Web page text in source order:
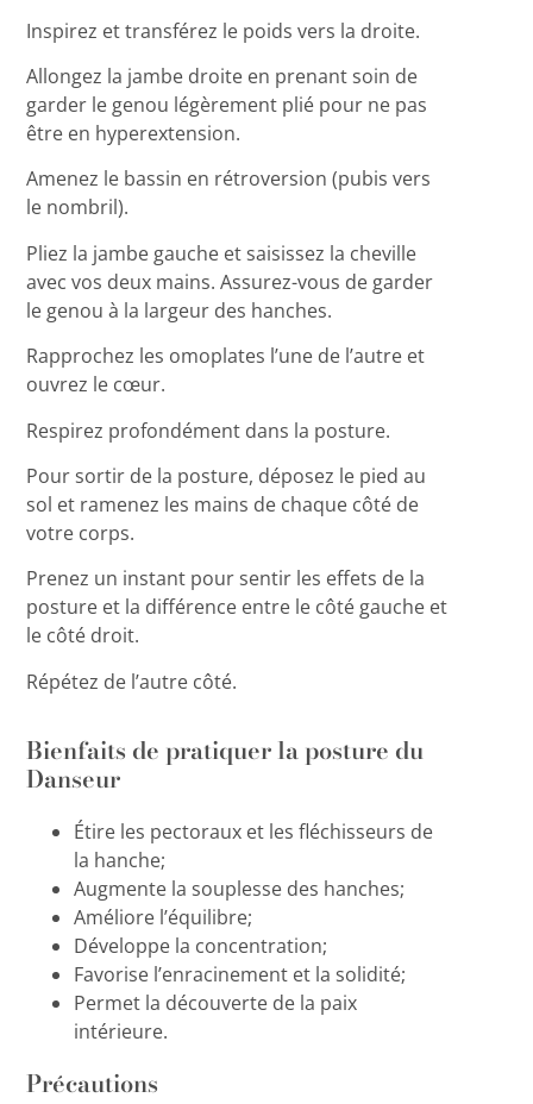
Inspirez et transférez le poids vers la droite.
Allongez la jambe droite en prenant soin de
garder le genou légèrement plié pour ne pas
être en hyperextension.
Amenez le bassin en rétroversion (pubis vers
le nombril).
Pliez la jambe gauche et saisissez la cheville
avec vos deux mains. Assurez-vous de garder
le genou à la largeur des hanches.
Rapprochez les omoplates l’une de l’autre et
ouvrez le cœur.
Respirez profondément dans la posture.
Pour sortir de la posture, déposez le pied au
sol et ramenez les mains de chaque côté de
votre corps.
Prenez un instant pour sentir les effets de la
posture et la différence entre le côté gauche et
le côté droit.
Répétez de l’autre côté.
Bienfaits de pratiquer la posture du
Danseur
Étire les pectoraux et les fléchisseurs de
la hanche;
Augmente la souplesse des hanches;
Améliore l’équilibre;
Développe la concentration;
Favorise l’enracinement et la solidité;
Permet la découverte de la paix
intérieure.
Précautions